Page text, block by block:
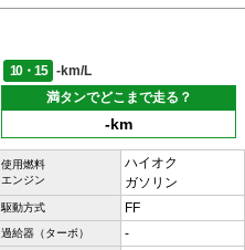
10・15
-km/L
満タンでどこまで走る？
-km
使用燃料
エンジン
ハイオク
ガソリン
駆動方式 FF
過給器（ターボ） -